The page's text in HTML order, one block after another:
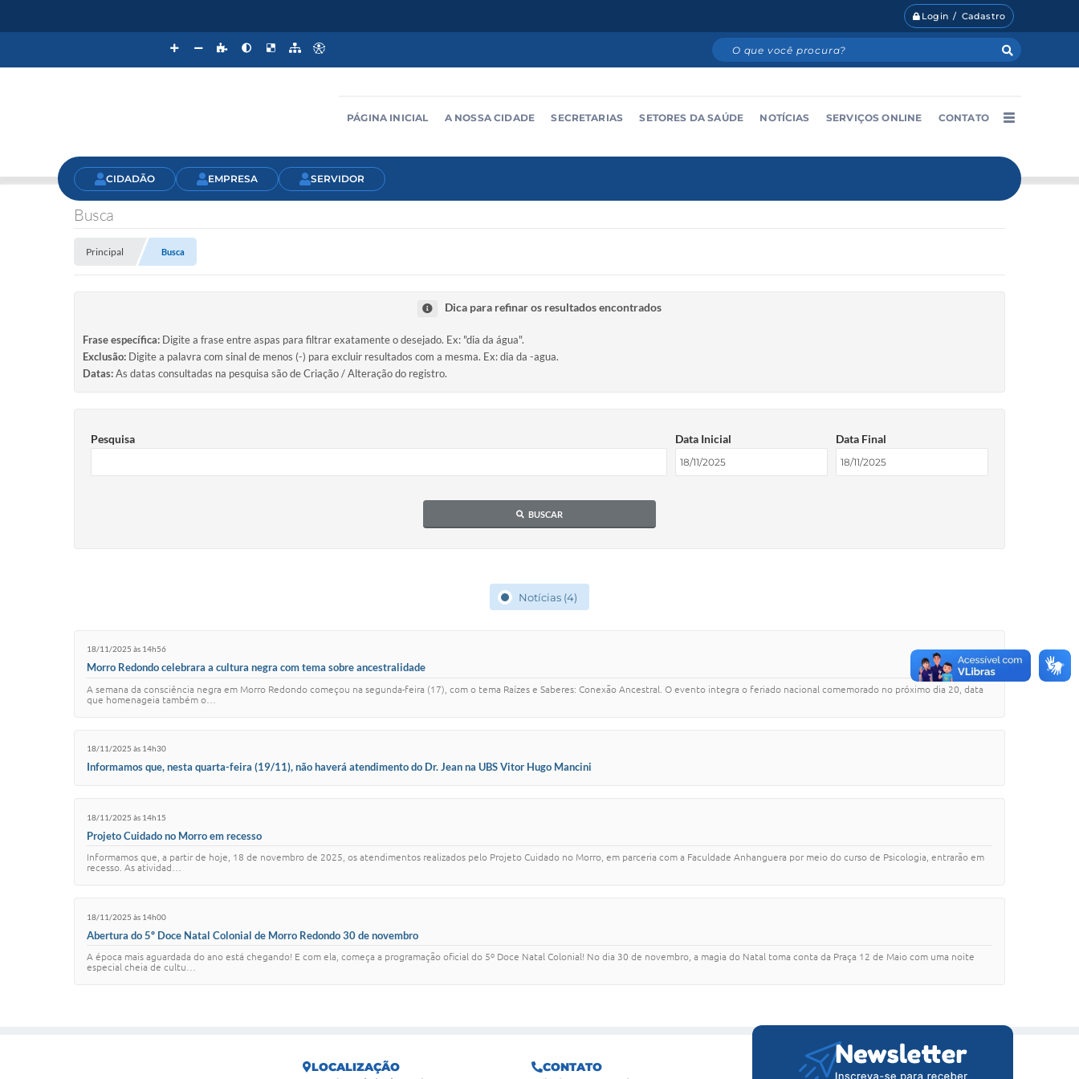
Login / Cadastro
PÁGINA INICIAL A NOSSA CIDADE SECRETARIAS SETORES DA SAÚDE NOTÍCIAS SERVIÇOS ONLINE CONTATO
CIDADÃO EMPRESA SERVIDOR
Busca
Principal Busca
Dica para refinar os resultados encontrados
Frase específica: Digite a frase entre aspas para filtrar exatamente o desejado. Ex: "dia da água".
Exclusão: Digite a palavra com sinal de menos (-) para excluir resultados com a mesma. Ex: dia da -agua.
Datas:As datas consultadas na pesquisa são de Criação / Alteração do registro.
Pesquisa Data Inicial Data Final
BUSCAR
Notícias (4)
18/11/2025 às 14h56
Morro Redondo celebrara a cultura negra com tema sobre ancestralidade
A semana da consciência negra em Morro Redondo começou na segunda-feira (17), com o tema Raízes e Saberes: Conexão Ancestral. O evento integra o feriado nacional comemorado no próximo dia 20, data
que homenageia também o…
18/11/2025 às 14h30
Informamos que, nesta quarta-feira (19/11), não haverá atendimento do Dr. Jean na UBS Vitor Hugo Mancini
18/11/2025 às 14h15
Projeto Cuidado no Morro em recesso
Informamos que, a partir de hoje, 18 de novembro de 2025, os atendimentos realizados pelo Projeto Cuidado no Morro, em parceria com a Faculdade Anhanguera por meio do curso de Psicologia, entrarão em
recesso. As atividad…
18/11/2025 às 14h00
Abertura do 5º Doce Natal Colonial de Morro Redondo 30 de novembro
A época mais aguardada do ano está chegando! E com ela, começa a programação oficial do 5º Doce Natal Colonial! No dia 30 de novembro, a magia do Natal toma conta da Praça 12 de Maio com uma noite
especial cheia de cultu…
LOCALIZAÇÃO
CONTATO